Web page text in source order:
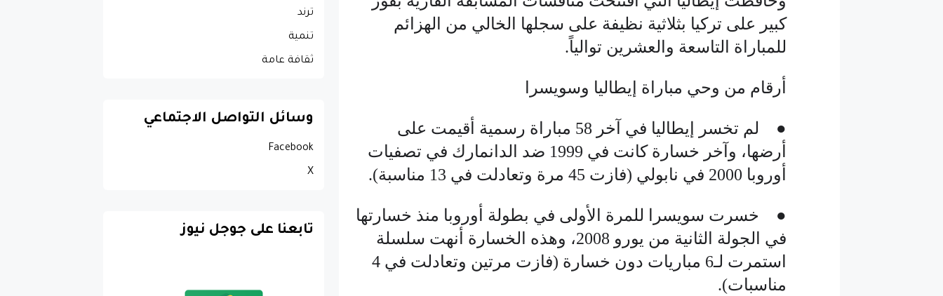
كبير على تركيا بثلاثية نظيفة على سجلها الخالي من الهزائم
للمباراة التاسعة والعشرين توالياً.
أرقام من وحي مباراة إيطاليا وسويسرا
● لم تخسر إيطاليا في آخر 58 مباراة رسمية أقيمت على
أرضها، وآخر خسارة كانت في 1999 ضد الدانمارك في تصفيات
أوروبا 2000 في نابولي (فازت 45 مرة وتعادلت في 13 مناسبة).
● خسرت سويسرا للمرة الأولى في بطولة أوروبا منذ خسارتها
في الجولة الثانية من يورو 2008، وهذه الخسارة أنهت سلسلة
استمرت لـ6 مباريات دون خسارة (فازت مرتين وتعادلت في 4
مناسبات).
ترند
تنمية
ثقافة عامة
وسائل التواصل الاجتماعي
Facebook
X
تابعنا على جوجل نيوز